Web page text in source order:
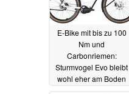
E-Bike mit bis zu 100
Nm und
Carbonriemen:
Sturmvogel Evo bleibt
wohl eher am Boden